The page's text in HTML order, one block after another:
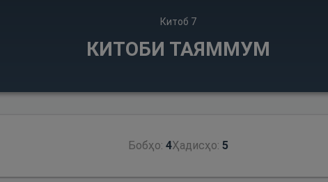
Китоб 7
КИТОБИ ТАЯММУМ
Бобҳо: 4Ҳадисҳо: 5